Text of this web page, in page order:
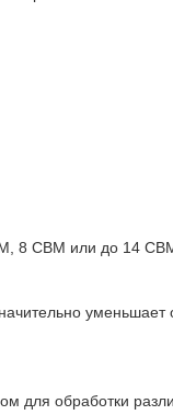
8 CBM или до 14
для обработки